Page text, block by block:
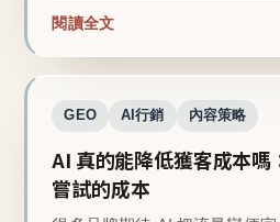
閱讀全文
GEO AI行銷 內容策略
AI 真的能降低獲客成本嗎
嘗試的成本